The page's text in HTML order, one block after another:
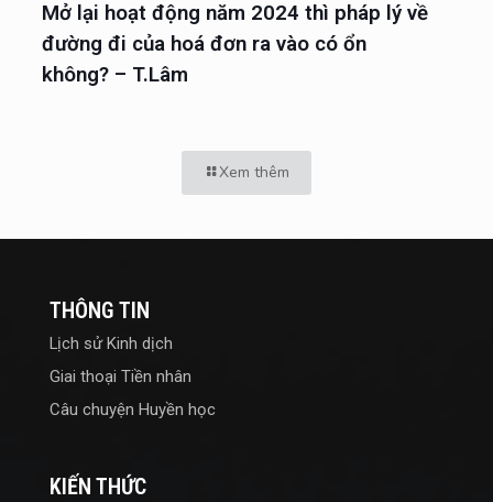
Mở lại hoạt động năm 2024 thì pháp lý về
đường đi của hoá đơn ra vào có ổn
không? – T.Lâm
Xem thêm
THÔNG TIN
Lịch sử Kinh dịch
Giai thoại Tiền nhân
Câu chuyện Huyền học
KIẾN THỨC